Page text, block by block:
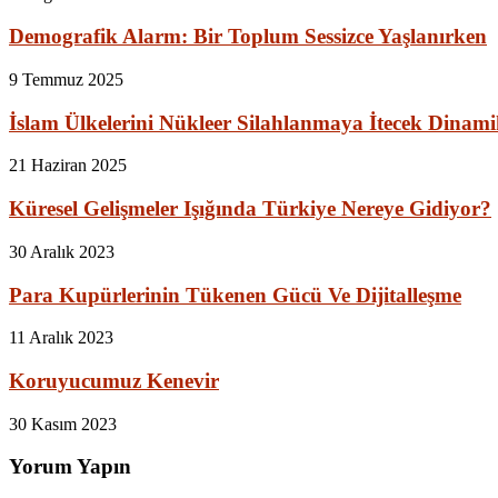
Demografik Alarm: Bir Toplum Sessizce Yaşlanırken
9 Temmuz 2025
İslam Ülkelerini Nükleer Silahlanmaya İtecek
21 Haziran 2025
Küresel Gelişmeler Işığında Türkiye Nereye Gidiyor?
30 Aralık 2023
Para Kupürlerinin Tükenen Gücü Ve Dijitalleşme
11 Aralık 2023
Koruyucumuz Kenevir
30 Kasım 2023
Yorum Yapın